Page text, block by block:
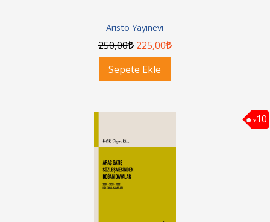
Aristo Yayınevi
250,00 225,00
Sepete Ekle
%10